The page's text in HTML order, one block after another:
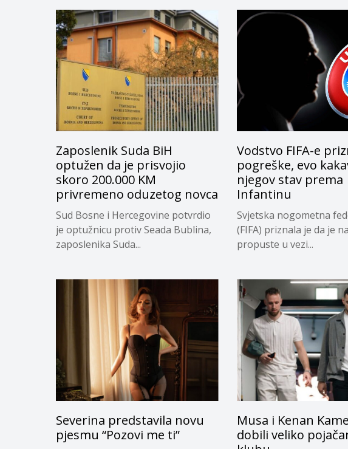
Zaposlenik Suda BiH
optužen da je prisvojio
skoro 200.000 KM
privremeno oduzetog novca
Sud Bosne i Hercegovine potvrdio
je optužnicu protiv Seada Bublina,
zaposlenika Suda...
Vodstvo FIFA-e
pogreške, evo
njegov stav prema
Infantinu
Svjetska nogometna
(FIFA) priznala je da je
propuste u vezi...
Severina predstavila novu
pjesmu “Pozovi me ti”
Musa i Kenan
dobili veliko